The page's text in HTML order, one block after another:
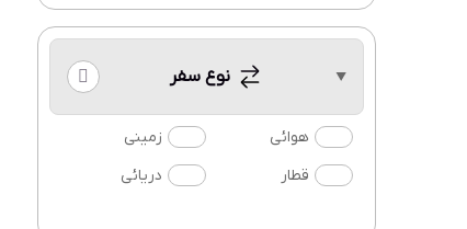
نوع سفر
هوائی
زمینی
قطار
دریائی